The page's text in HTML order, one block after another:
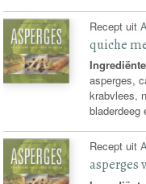
Recept uit
quiche
asperges,
krabvlees,
bladerdeeg
Recept uit
asperges